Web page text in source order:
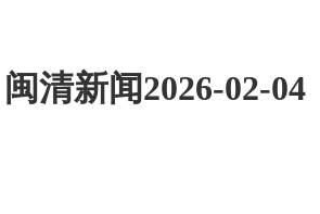
闽清新闻2026-02-04